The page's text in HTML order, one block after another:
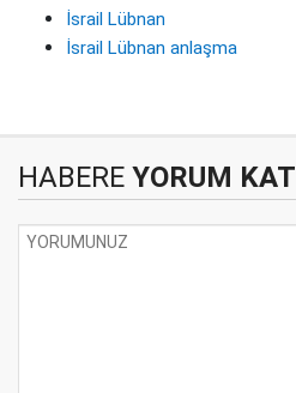
İsrail Lübnan
İsrail Lübnan anlaşma
HABERE YORUM KAT